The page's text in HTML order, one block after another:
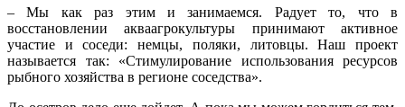
– Мы как раз этим и занимаемся. Радует то, что в
восстановлении акваагрокультуры принимают активное
участие и соседи: немцы, поляки, литовцы. Наш проект
называется так: «Стимулирование использования ресурсов
рыбного хозяйства в регионе соседства».